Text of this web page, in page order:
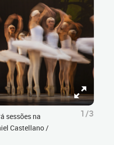
sessões na
Castellano /
1/3